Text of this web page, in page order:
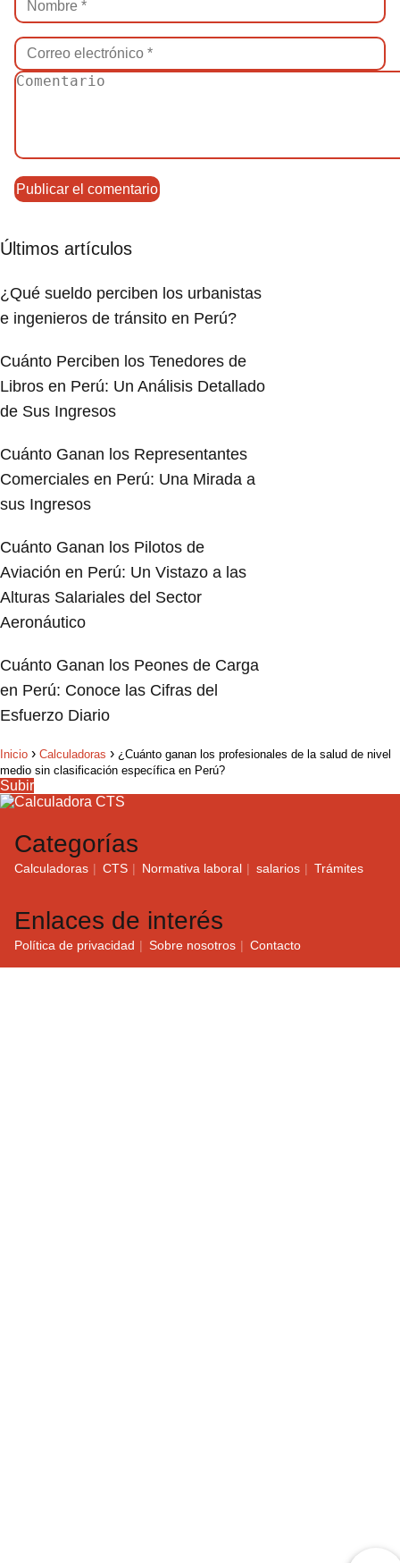
Últimos artículos
¿Qué sueldo perciben los urbanistas
e ingenieros de tránsito en Perú?
Cuánto Perciben los Tenedores de
Libros en Perú: Un Análisis Detallado
de Sus Ingresos
Cuánto Ganan los Representantes
Comerciales en Perú: Una Mirada a
sus Ingresos
Cuánto Ganan los Pilotos de
Aviación en Perú: Un Vistazo a las
Alturas Salariales del Sector
Aeronáutico
Cuánto Ganan los Peones de Carga
en Perú: Conoce las Cifras del
Esfuerzo Diario
Inicio Calculadoras
¿Cuánto ganan los profesionales de la salud de nivel
medio sin clasificación específica en Perú?
Subir
Categorías
Calculadoras CTS Normativa laboral salarios Trámites
Enlaces de interés
Política de privacidad Sobre nosotros Contacto